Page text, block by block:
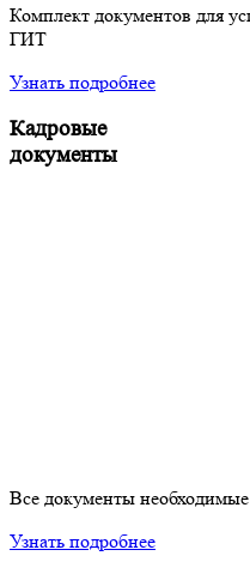
Комплект документов для
ГИТ
Узнать подробнее
Кадровые
документы
Все документы необходимые
Узнать подробнее